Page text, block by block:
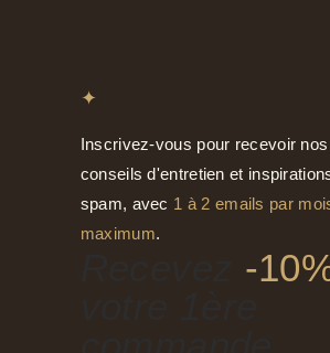
✦
Inscrivez-vous pour recevoir
conseils d'entretien et
spam, avec 1 à 2 emails par
maximum.
-